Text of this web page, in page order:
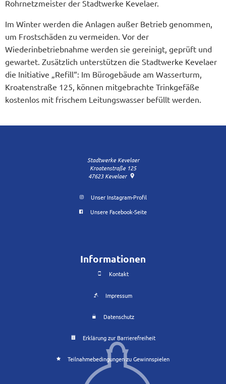
Rohrnetzmeister der Stadtwerke Kevelaer.
Im Winter werden die Anlagen außer Betrieb genommen,
um Frostschäden zu vermeiden. Vor der
Wiederinbetriebnahme werden sie gereinigt, geprüft und
gewartet. Zusätzlich unterstützen die Stadtwerke Kevelaer
die Initiative „Refill“: Im Bürogebäude am Wasserturm,
Kroatenstraße 125, können mitgebrachte Trinkgefäße
kostenlos mit frischem Leitungswasser befüllt werden.
Stadtwerke Kevelaer
Kroatenstraße 125
47623 Kevelaer
Unser Instagram-Profil
Unsere Facebook-Seite
Informationen
Kontakt
Impressum
Datenschutz
Erklärung zur Barrierefreiheit
Teilnahmebedingungen zu Gewinnspielen